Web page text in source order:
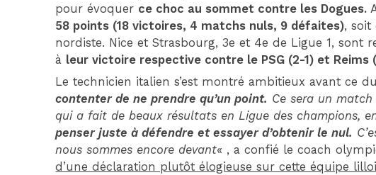
pour évoquer ce choc au sommet contre les Dogues.
58 points (18 victoires, 4 matchs nuls, 9 défaites), soit
nordiste. Nice et Strasbourg, 3e et 4e de Ligue 1, sont
à leur victoire respective contre le PSG (2-1) et Reims
Le technicien italien s’est montré ambitieux avant ce
contenter de ne prendre qu’un point. Ce sera un
qui a fait de beaux résultats en Ligue des champions,
penser juste à défendre et essayer d’obtenir le nul.
nous sommes encore devant« , a confié le coach
d’une déclaration plutôt élogieuse sur cette équipe